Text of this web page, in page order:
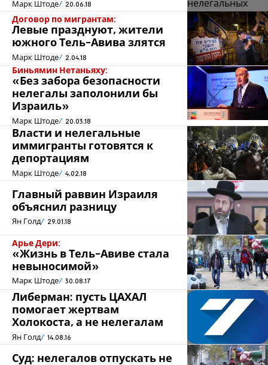
Марк Штоде 20.06.18
Договор по мигрантам:
Левые празднуют, жители
южного Тель-Авива злятся
Марк Штоде 2.04.18
Биньямин Нетаньяху:
«Без забора безопасности
нелегалы заполонили бы
Израиль»
Марк Штоде 20.03.18
Власти и нелегальные
иммигранты готовятся к
депортациям
Марк Штоде 4.02.18
Главный раввин Израиля
объяснил разницу
Ян Голд 29.01.18
Арье Дери:
«Жизнь в Тель-Авиве стала
невыносимой»
Марк Штоде 30.08.17
Либерман: пусть ЦАХАЛ
помогает жертвам
Холокоста, а не нелегалам
Ян Голд 14.08.16
Суд: нелегалов отпускать не